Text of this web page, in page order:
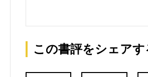
この書評をシェアす